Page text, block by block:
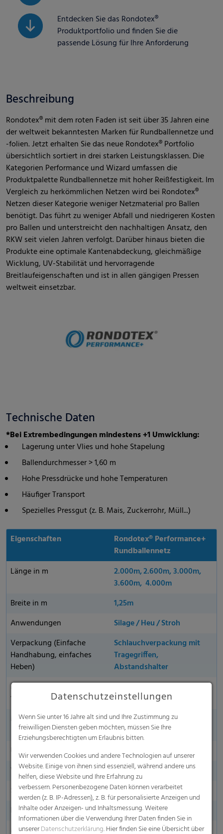
Entdecken Sie das Rondotex®
Produktportfolio und finden Sie die
passende Lösung für Ihre Anforderung
Beschreibung
Rondotex® mit dem roten Faden ist seit über 35 Jahren eine
der weltweit bekanntesten Marken für Rundballennetze und
-folien. Jetzt erhalten Sie das neue Rondotex® Portfolio
übersichtlich sortiert in drei starken Leistungsklassen. Die
Kategorien Performance und Wizard umfassen die
Produktpalette Rundballennetze mit hoher Reißfestigkeit. Im
Vergleich zu herkömmlichen Netzen wird bei Rondotex®
Netzen dieser Kategorie weniger Netzmaterial pro Ballen
benötigt. Das führt zu weniger Abfall und niedrigeren Kosten
pro Ballen und unterstreicht den nachhaltigen Ansatz, den
RKW seit vielen Jahren verfolgt. Darüber hinaus bieten die
Produkte eine optimale Kantenabdeckung, gleichmäßige
Wicklung, UV-Stabilität und hervorragende
Breitlaufeigenschaften und ist in allen gängigen Pressen
weltweit einsetzbar.
Technische Daten
*Bei Extrembedingungen mindestens +1 Umwicklung:
Lagerung unter Vlies und hohe Stapelung
Ballendurchmesser > 1,60 m
Hohe Pressdrücke und hohe Temperaturen
Häufiger Transport
Spezielles Pressgut (z. B. Mais, Zuckerrohr, Müll...)
Eigenschaften
Rondotex® Performance+
Rundballennetz
Länge in m
2.000m, 2.600m, 3.000m,
3.600m, 4.000m
Breite in m
1,25m
Anwendungen
Silage / Heu / Stroh
Verpackung (Einfache
Handhabung, einfaches
Heben)
Schlauchverpackung mit
Tragegriffen,
Abstandshalter
Reißkraft in kg auf Basis
1,23 m
Mindestumwicklungen
Silage: 3.0* / Heu: 3.5* /
Stroh: 4.0*
UV-Stabilität
12 Monate (global)
Wasserabweisend
Seitenmarkierung
Endmarkierung
Made in Germany
Datenschutzeinstellungen
Wenn Sie unter 16 Jahre alt sind und Ihre Zustimmung zu
freiwilligen Diensten geben möchten, müssen Sie Ihre
Erziehungsberechtigten um Erlaubnis bitten.
Wir verwenden Cookies und andere Technologien auf unserer
Website. Einige von ihnen sind essenziell, während andere uns
helfen, diese Website und Ihre Erfahrung zu
verbessern. Personenbezogene Daten können verarbeitet
werden (z. B. IP-Adressen), z. B. für personalisierte Anzeigen und
Inhalte oder Anzeigen- und Inhaltsmessung. Weitere
Informationen über die Verwendung Ihrer Daten finden Sie in
unsererDatenschutzerklärung. Hier finden Sie eine Übersicht über